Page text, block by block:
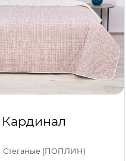
Кардинал
Стеганые (ПОПЛИН)